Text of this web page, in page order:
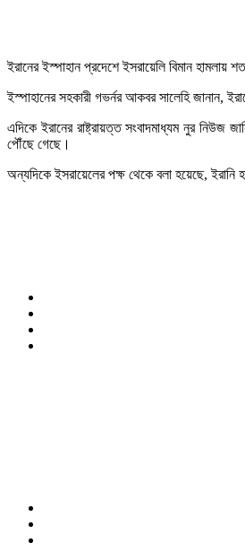
ইরানের ইস্পাহান প্রদেশে ইসরায়েলি বিমান হামলায়
ইস্পাহানের সহকারী গভর্নর আকবর সালেহি জানান,
এদিকে ইরানের রাষ্ট্রায়ত্ত সংবাদমাধ্যম নুর নিউজ
পৌঁছে গেছে।
অন্যদিকে ইসরায়েলের পক্ষ থেকে বলা হয়েছে,